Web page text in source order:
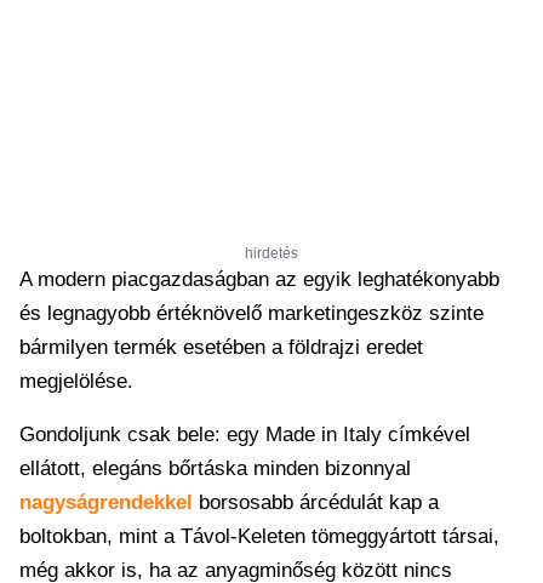
hirdetés
A modern piacgazdaságban az egyik leghatékonyabb
és legnagyobb értéknövelő marketingeszköz szinte
bármilyen termék esetében a földrajzi eredet
megjelölése.
Gondoljunk csak bele: egy Made in Italy címkével
ellátott, elegáns bőrtáska minden bizonnyal
nagyságrendekkel borsosabb árcédulát kap a
boltokban, mint a Távol-Keleten tömeggyártott társai,
még akkor is, ha az anyagminőség között nincs